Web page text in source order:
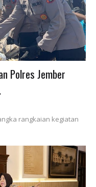
Polres Jember
rangkaian kegiatan